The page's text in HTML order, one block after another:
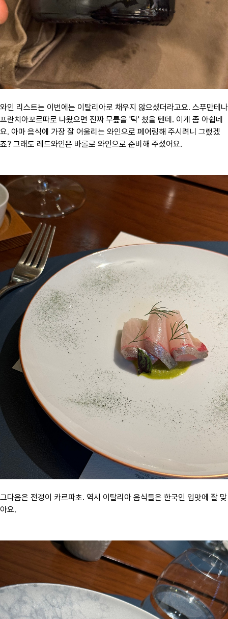
와인 리스트는 이번에는 이탈리아로 채우지 않으셨더라고요. 스푸만테나
프란치아꼬르따로 나왔으면 진짜 무릎을 '탁' 쳤을 텐데. 이게 좀 아쉽네
요. 아마 음식에 가장 잘 어울리는 와인으로 페어링해 주시려니 그랬겠
죠? 그래도 레드와인은 바롤로 와인으로 준비해 주셨어요.​
그다음은 전갱이 카르파초. 역시 이탈리아 음식들은 한국인 입맛에 잘 맞
아요.